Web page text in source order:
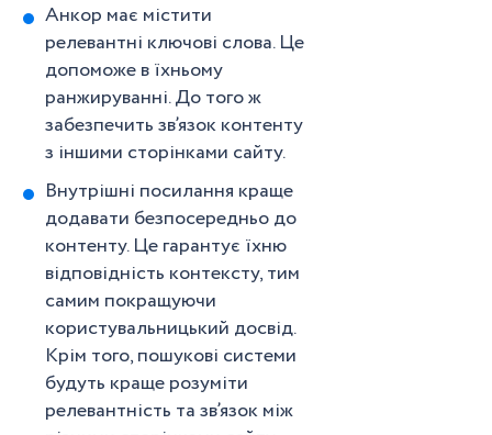
Анкор має містити
релевантні ключові слова. Це
допоможе в їхньому
ранжируванні. До того ж
забезпечить зв’язок контенту
з іншими сторінками сайту.
Внутрішні посилання краще
додавати безпосередньо до
контенту. Це гарантує їхню
відповідність контексту, тим
самим покращуючи
користувальницький досвід.
Крім того, пошукові системи
будуть краще розуміти
релевантність та зв’язок між